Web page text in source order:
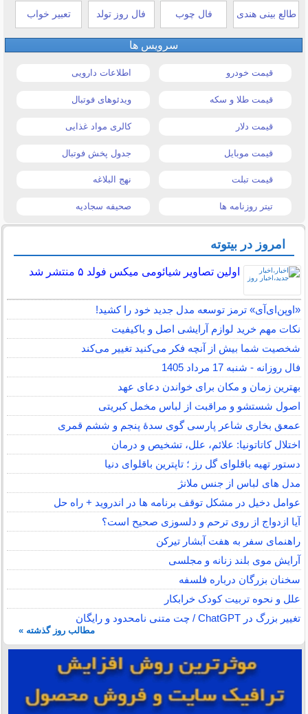
طالع بینی هندی فال چوب فال روز تولد تعبیر خواب
سرویس ها
قیمت خودرو اطلاعات دارویی
قیمت طلا و سکه ویدئوهای فوتبال
قیمت دلار کالری مواد غذایی
قیمت موبایل جدول پخش فوتبال
قیمت تبلت نهج البلاغه
تیتر روزنامه ها صحیفه سجادیه
امروز در بیتوته
اولین تصاویر شیائومی میکس فولد ۵ منتشر شد
«اوپن‌ای‌آی» ترمز توسعه مدل جدید خود را کشید!
نکات مهم خرید لوازم آرایشی اصل و باکیفیت
شخصیت شما بیش از آنچه فکر می‌کنید تغییر می‌کند
فال روزانه - شنبه 17 مرداد 1405
بهترین زمان و مکان برای خواندن دعای عهد
اصول شستشو و مراقبت از لباس مخمل کبریتی
عمعق بخاری شاعر پارسی گوی سدهٔ پنجم و ششم قمری
اختلال کاتاتونیا: علائم، علل، تشخیص و درمان
دستور تهیه باقلوای گل رز ؛ تاپترین باقلوای دنیا
مدل های لباس از جنس ملانژ
عوامل دخیل در مشکل توقف برنامه ها در اندروید + راه حل
آیا ازدواج از روی ترحم و دلسوزی صحیح است؟
راهنمای سفر به هفت آبشار تیرکن
آرایش موی بلند زنانه و مجلسی
سخنان بزرگان درباره فلسفه
علل و نحوه تربیت کودک خرابکار
تغییر بزرگ در ChatGPT / چت متنی نامحدود و رایگان
مطالب روز گذشته »